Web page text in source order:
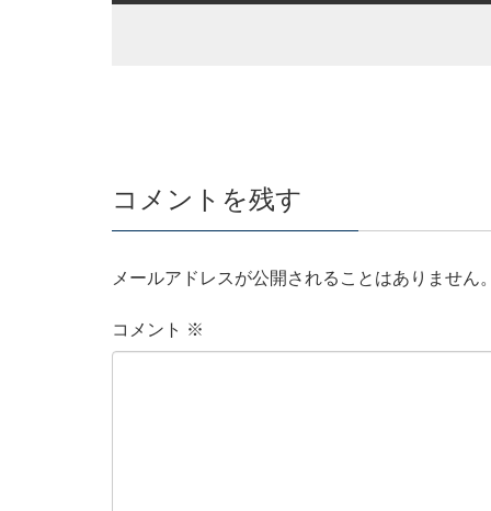
コメントを残す
メールアドレスが公開されることはありません
コメント ※